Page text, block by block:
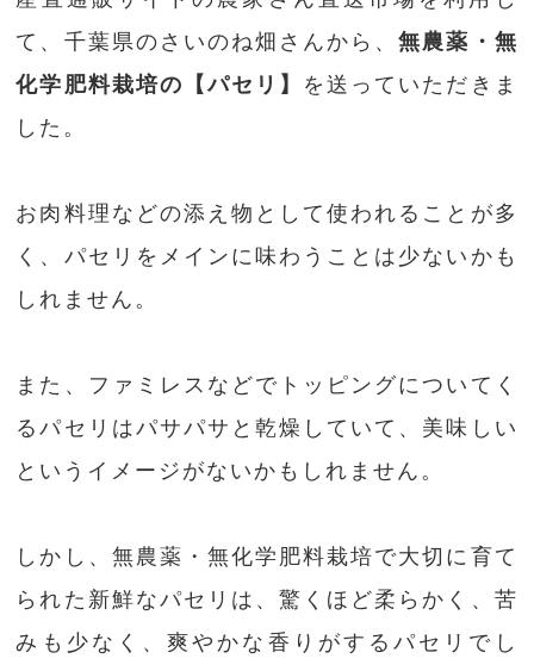
て、千葉県のさいのね畑さんから、無農薬・無
化学肥料栽培の【パセリ】 を送っていただきま
した。
お肉料理などの添え物として使われることが多
く、パセリをメインに味わうことは少ないかも
しれません。
また、ファミレスなどでトッピングについてく
るパセリはパサパサと乾燥していて、美味しい
というイメージがないかもしれません。
しかし、無農薬・無化学肥料栽培で大切に育て
られた新鮮なパセリは、驚くほど柔らかく、苦
みも少なく、爽やかな香りがするパセリでし